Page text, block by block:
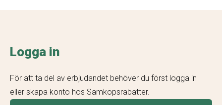
Logga in
För att ta del av erbjudandet behöver du först logga in
eller skapa konto hos Samköpsrabatter.